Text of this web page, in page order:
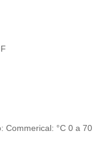
Commerical: °C 0 a 70